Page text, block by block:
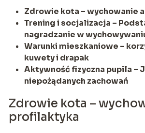
Zdrowie kota – wychowanie
Trening i socjalizacja –
nagradzanie w
Warunki mieszkaniowe –
kuwety i drapak
Aktywność fizyczna pupila –
niepożądanych zachowań
Zdrowie kota –
profilaktyka